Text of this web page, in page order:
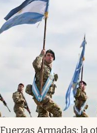
Fuerzas Armadas: la